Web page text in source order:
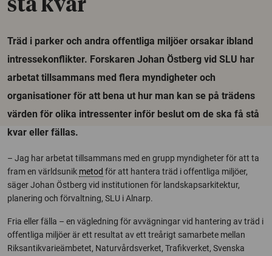
stå kvar
Träd i parker och andra offentliga miljöer orsakar ibland
intressekonflikter. Forskaren Johan Östberg vid SLU har
arbetat tillsammans med flera myndigheter och
organisationer för att bena ut hur man kan se på trädens
värden för olika intressenter inför beslut om de ska få stå
kvar eller fällas.
– Jag har arbetat tillsammans med en grupp myndigheter för att ta
fram en världsunik metod för att hantera träd i offentliga miljöer,
säger Johan Östberg vid institutionen för landskapsarkitektur,
planering och förvaltning, SLU i Alnarp.
Fria eller fälla – en vägledning för avvägningar vid hantering av träd i
offentliga miljöer är ett resultat av ett treårigt samarbete mellan
Riksantikvarieämbetet, Naturvårdsverket, Trafikverket, Svenska